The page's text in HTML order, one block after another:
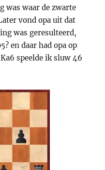
was waar de zwarte
vond opa uit dat
was geresulteerd,
en daar had opa op
speelde ik sluw 46